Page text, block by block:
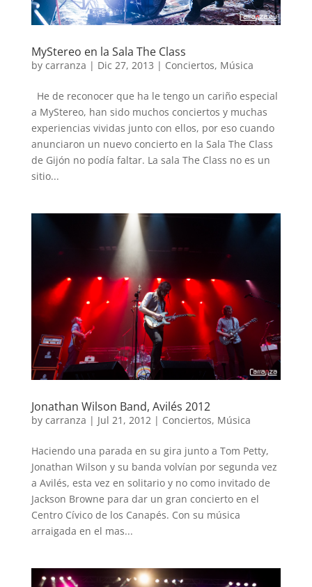
MyStereo en la Sala The Class
by carranza | Dic 27, 2013 | Conciertos, Música
He de reconocer que ha le tengo un cariño especial
a MyStereo, han sido muchos conciertos y muchas
experiencias vividas junto con ellos, por eso cuando
anunciaron un nuevo concierto en la Sala The Class
de Gijón no podía faltar. La sala The Class no es un
sitio...
Jonathan Wilson Band, Avilés 2012
by carranza | Jul 21, 2012 | Conciertos, Música
Haciendo una parada en su gira junto a Tom Petty,
Jonathan Wilson y su banda volvían por segunda vez
a Avilés, esta vez en solitario y no como invitado de
Jackson Browne para dar un gran concierto en el
Centro Cívico de los Canapés. Con su música
arraigada en el mas...